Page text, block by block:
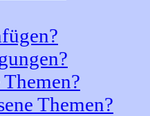
Themen?